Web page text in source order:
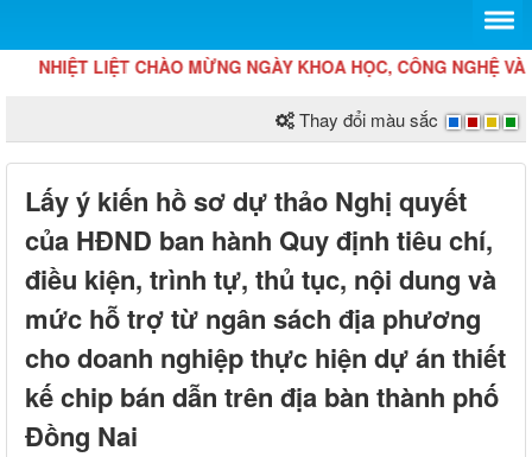
NHIỆT LIỆT CHÀO MỪNG NGÀY KHOA HỌC, CÔNG NGHỆ VÀ
Thay đổi màu sắc
Lấy ý kiến hồ sơ dự thảo Nghị quyết
của HĐND ban hành Quy định tiêu chí,
điều kiện, trình tự, thủ tục, nội dung và
mức hỗ trợ từ ngân sách địa phương
cho doanh nghiệp thực hiện dự án thiết
kế chip bán dẫn trên địa bàn thành phố
Đồng Nai